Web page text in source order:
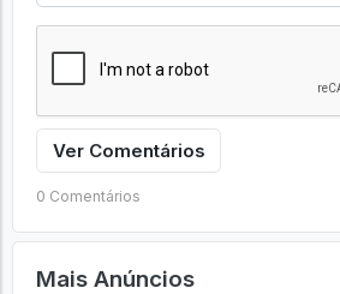
Ver Comentários
0 Comentários
Mais Anúncios